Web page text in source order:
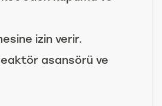
izin verir.
asansörü ve